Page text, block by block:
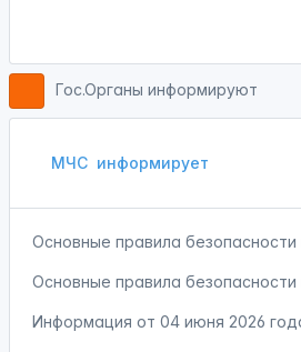
Гос.Органы информируют
МЧС информирует
Основные правила безопасности
Основные правила безопасности
Информация от 04 июня 2026